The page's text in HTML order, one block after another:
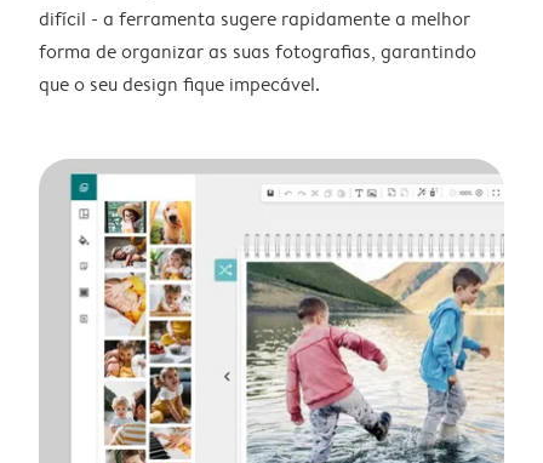
difícil - a ferramenta sugere rapidamente a melhor
forma de organizar as suas fotografias, garantindo
que o seu design fique impecável.